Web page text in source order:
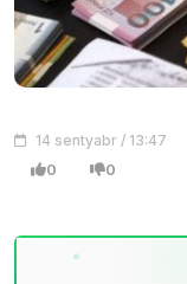
14 sentyabr / 13:47
0 0